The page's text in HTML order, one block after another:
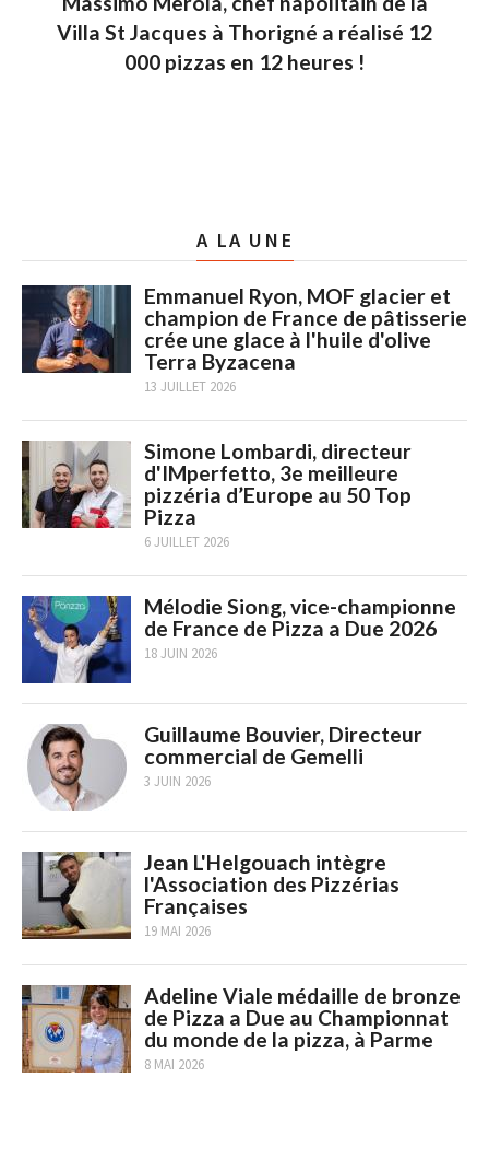
Villa St Jacques à Thorigné a réalisé 12
000 pizzas en 12 heures !
A LA UNE
Emmanuel Ryon, MOF glacier et
champion de France de pâtisserie
crée une glace à l'huile d'olive
Terra Byzacena
13 JUILLET 2026
Simone Lombardi, directeur
d'IMperfetto, 3e meilleure
pizzéria d’Europe au 50 Top
Pizza
6 JUILLET 2026
Mélodie Siong, vice-championne
de France de Pizza a Due 2026
18 JUIN 2026
Guillaume Bouvier, Directeur
commercial de Gemelli
3 JUIN 2026
Jean L'Helgouach intègre
l'Association des Pizzérias
Françaises
19 MAI 2026
Adeline Viale médaille de bronze
de Pizza a Due au Championnat
du monde de la pizza, à Parme
8 MAI 2026